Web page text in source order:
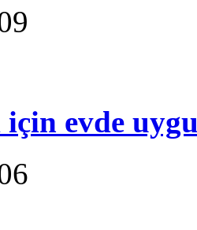
için evde